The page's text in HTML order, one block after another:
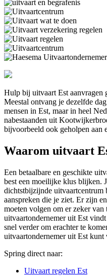
Hulp bij uitvaart Est aanvragen
Meestal ontvang je dezelfde
mensen in Est, maar in heel
nabestaanden uit
bijvoorbeeld ook geholpen aan
Waarom uitvaart
Een betaalbare en geschikte
best een moeilijke klus blijken.
dichtstbijzijnde uitvaartcentrum
aanspreken die je ziet. Er zijn
moeten volgen om er zeker
uitvaartondernemer uit Est
snel verder om erachter te
uitvaartondernemer uit Est kunt
Spring direct naar:
Uitvaart regelen Est